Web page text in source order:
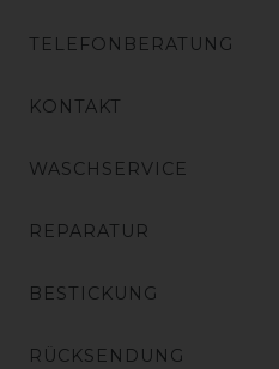
TELEFONBERATUNG
KONTAKT
WASCHSERVICE
REPARATUR
BESTICKUNG
RÜCKSENDUNG